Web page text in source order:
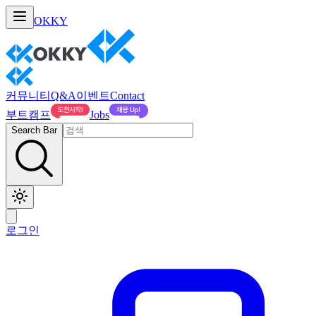
OKKY
커뮤니티 Q&A이벤트Contact
부트캠프
Jobs
Search Bar
로그인